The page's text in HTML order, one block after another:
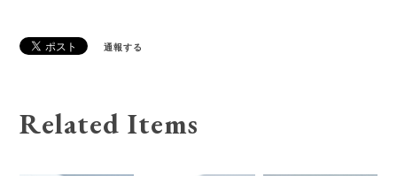
通報する
Related Items